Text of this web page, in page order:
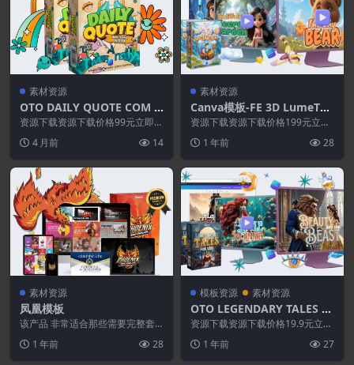
素材资源
OTO DAILY QUOTE COM –
Customer Portal
资源下载资源下载价格99元立即购
源永久更新资源!一...
4 月前 14
素材资源
Canva模板-FE 3D LumeTal
es
资源下载资源下载价格199元立即
资源永久更新资源!...
1 年前 28
素材资源
凤凰模板
该产品 非常适合那些需要完整套
图形的人！ 以下是您...
1 年前 28
模板资源 素材资源
OTO LEGENDARY TALES W
L
资源下载资源下载价格19.9元立即
1 年前 27